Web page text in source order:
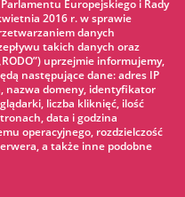
Europejskiego i Rady
2016 r. w sprawie
danych
takich danych oraz
uprzejmie informujemy,
następujące dane: adres IP
nazwa domeny, identyfikator
liczba kliknięć, ilość
data i godzina
operacyjnego, rozdzielczość
a także inne podobne